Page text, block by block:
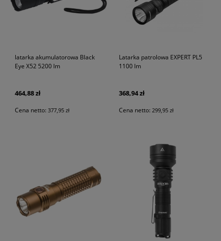
latarka akumulatorowa Black
Eye X52 5200 lm
464,88 zł
Cena netto: 377,95 zł
Latarka patrolowa EXPERT PL5
1100 lm
368,94 zł
Cena netto: 299,95 zł